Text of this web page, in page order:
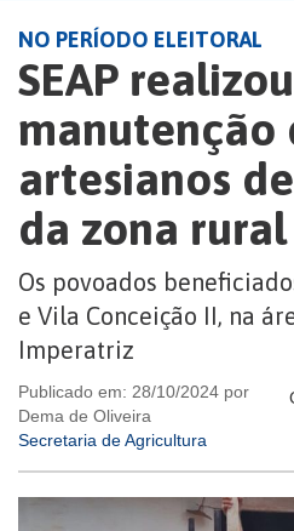
NO PERÍODO ELEITORAL
SEAP realizou
manutenção
artesianos
da zona rural
Os povoados
e Vila Conceição II, na
Imperatriz
Publicado em: 28/10/2024 por
Dema de Oliveira
Secretaria de Agricultura